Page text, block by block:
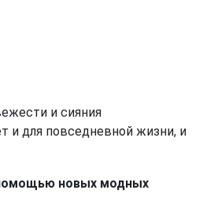
и сияния
и для повседневной жизни, и
новых модных